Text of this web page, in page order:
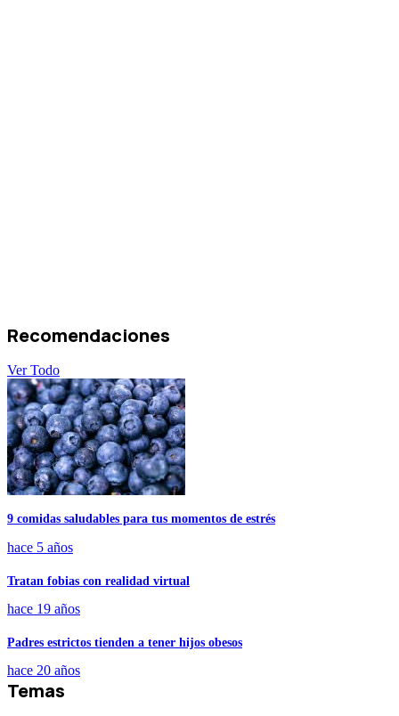
Recomendaciones
Ver Todo
9 comidas saludables para tus momentos de estrés
hace 5 años
Tratan fobias con realidad virtual
hace 19 años
Padres estrictos tienden a tener hijos obesos
hace 20 años
Temas